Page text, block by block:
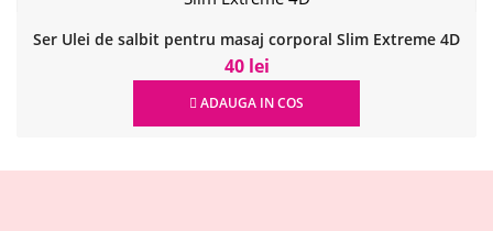
Ser Ulei de salbit pentru masaj corporal Slim Extreme 4D
40 lei
ADAUGA IN COS